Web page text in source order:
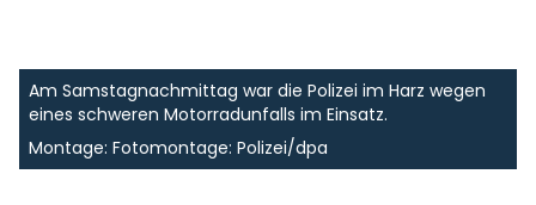
Am Samstagnachmittag war die Polizei im Harz wegen
eines schweren Motorradunfalls im Einsatz.
Montage: Fotomontage: Polizei/dpa